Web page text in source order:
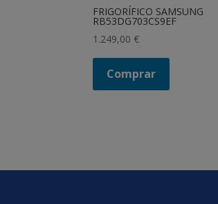
FRIGORÍFICO SAMSUNG
RB53DG703CS9EF
1.249,00 €
Comprar